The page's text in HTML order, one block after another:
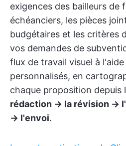
exigences des bailleurs de
échéanciers, les pièces
budgétaires et les critères
vos demandes de
flux de travail visuel à
personnalisés, en
chaque proposition depuis
rédaction → la révision →
→ l'envoi.